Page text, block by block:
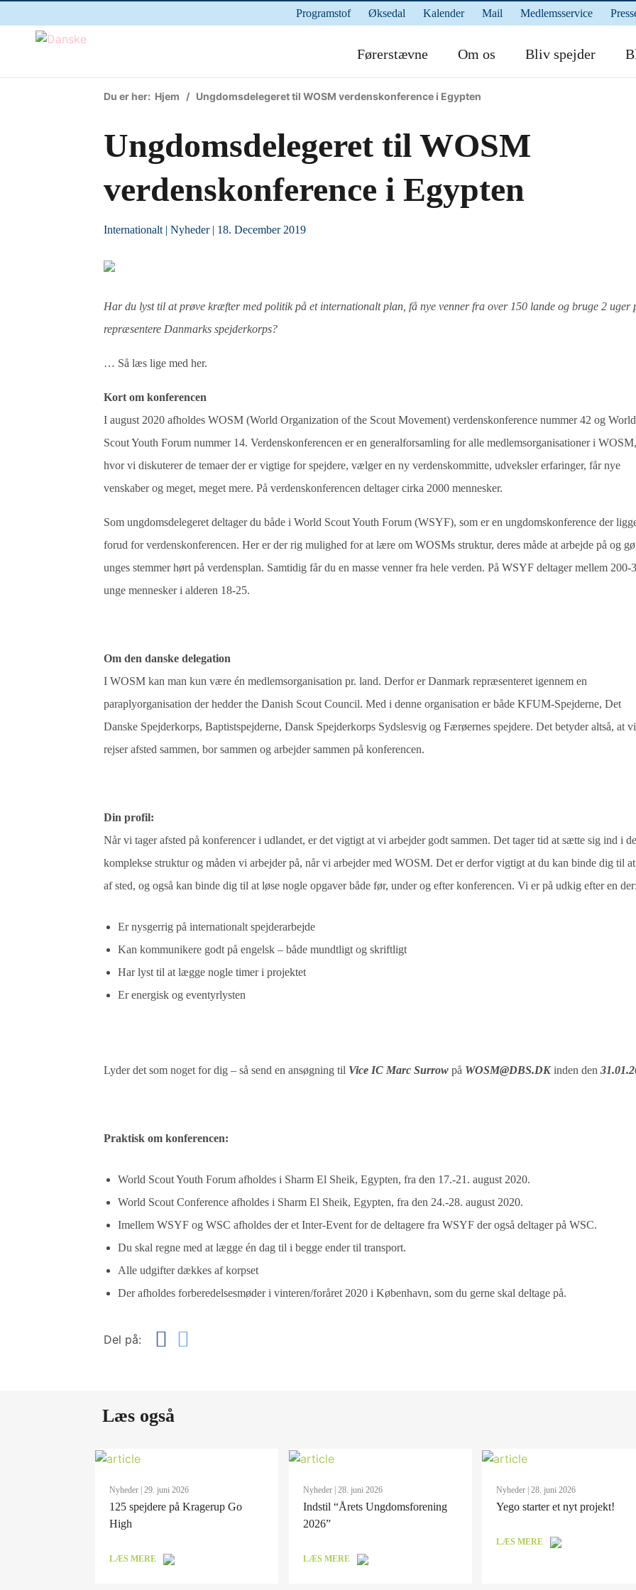
Programstof Øksedal Kalender Mail Medlemsservice
Førerstævne Om os Bliv spejder
Du er her: Hjem / Ungdomsdelegeret til WOSM verdenskonference i Egypten
Ungdomsdelegeret til WOSM
verdenskonference i Egypten
Internationalt |Nyheder| 18. December 2019
Har du lyst til at prøve kræfter med politik på et internationalt plan, få nye venner fra over 150 lande og bruge 2 uger
repræsentere Danmarks spejderkorps?
… Så læs lige med her.
Kort om konferencen
I august 2020 afholdes WOSM (World Organization of the Scout Movement) verdenskonference nummer 42 og World
Scout Youth Forum nummer 14. Verdenskonferencen er en generalforsamling for alle medlemsorganisationer i
hvor vi diskuterer de temaer der er vigtige for spejdere, vælger en ny verdenskommitte, udveksler erfaringer, får nye
venskaber og meget, meget mere. På verdenskonferencen deltager cirka 2000 mennesker.
Som ungdomsdelegeret deltager du både i World Scout Youth Forum (WSYF), som er en ungdomskonference der
forud for verdenskonferencen. Her er der rig mulighed for at lære om WOSMs struktur, deres måde at arbejde på og
unges stemmer hørt på verdensplan. Samtidig får du en masse venner fra hele verden. På WSYF deltager mellem 200-
unge mennesker i alderen 18-25.
Om den danske delegation
I WOSM kan man kun være én medlemsorganisation pr. land. Derfor er Danmark repræsenteret igennem en
paraplyorganisation der hedder the Danish Scout Council. Med i denne organisation er både KFUM-Spejderne, Det
Danske Spejderkorps, Baptistspejderne, Dansk Spejderkorps Sydslesvig og Færøernes spejdere. Det betyder altså, at vi
rejser afsted sammen, bor sammen og arbejder sammen på konferencen.
Din profil:
Når vi tager afsted på konferencer i udlandet, er det vigtigt at vi arbejder godt sammen. Det tager tid at sætte sig ind i
komplekse struktur og måden vi arbejder på, når vi arbejder med WOSM. Det er derfor vigtigt at du kan binde dig til
af sted, og også kan binde dig til at løse nogle opgaver både før, under og efter konferencen. Vi er på udkig efter en
Er nysgerrig på internationalt spejderarbejde
Kan kommunikere godt på engelsk – både mundtligt og skriftligt
Har lyst til at lægge nogle timer i projektet
Er energisk og eventyrlysten
Lyder det som noget for dig – så send en ansøgning til Vice IC Marc Surrowpå WOSM@DBS.DKinden den
Praktisk om konferencen:
World Scout Youth Forum afholdes i Sharm El Sheik, Egypten, fra den 17.-21. august 2020.
World Scout Conference afholdes i Sharm El Sheik, Egypten, fra den 24.-28. august 2020.
Imellem WSYF og WSC afholdes der et Inter-Event for de deltagere fra WSYF der også deltager på WSC.
Du skal regne med at lægge én dag til i begge ender til transport.
Alle udgifter dækkes af korpset
Der afholdes forberedelsesmøder i vinteren/foråret 2020 i København, som du gerne skal deltage på.
Del på:
Læs også
Nyheder | 29. juni 2026
125 spejdere på Kragerup Go
High
LÆS MERE
Nyheder| 28. juni 2026
Indstil “Årets Ungdomsforening
2026”
LÆS MERE
Nyheder | 28. juni 2026
Yego starter et nyt projekt!
LÆS MERE